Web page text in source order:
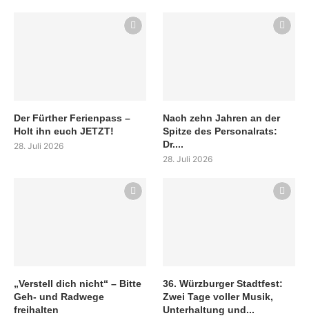
Der Fürther Ferienpass –
Holt ihn euch JETZT!
28. Juli 2026
Nach zehn Jahren an der
Spitze des Personalrats:
Dr....
28. Juli 2026
„Verstell dich nicht“ – Bitte
Geh- und Radwege
freihalten
36. Würzburger Stadtfest:
Zwei Tage voller Musik,
Unterhaltung und...